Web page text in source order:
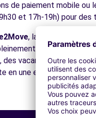
de paiement mobile ou
et 17h-19h) pour des
, la location
de votre séjour
des vacances en famille
en une expérience